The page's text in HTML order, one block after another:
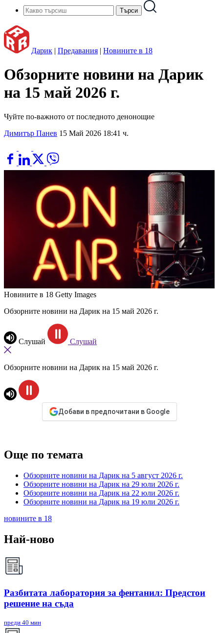
Дарик | Предавания | Новините в 18
Обзорните новини на Дарик
на 15 май 2026 г.
Чуйте по-важното от последното денонощие
Димитър Панев 15 Май 2026 18:41 ч.
Новините в 18 Getty Images
Обзорните новини на Дарик на 15 май 2026 г.
Слушай Слушай
Обзорните новини на Дарик на 15 май 2026 г.
Добави в предпочитани в Google
Още по темата
Обзорните новини на Дарик на 5 август 2026 г.
Обзорните новини на Дарик на 29 юли 2026 г.
Обзорните новини на Дарик на 22 юли 2026 г.
Обзорните новини на Дарик на 19 юли 2026 г.
новините в 18
Най-ново
Разбитата лаборатория за фентанил: Предстои
решение на съда
преди 40 мин